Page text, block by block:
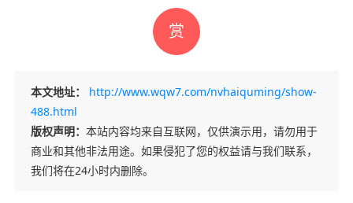
赏
本文地址：
http://www.wqw7.com/nvhaiquming/show-
488.html
版权声明： 本站内容均来自互联网，仅供演示用，请勿用于
商业和其他非法用途。如果侵犯了您的权益请与我们联系，
我们将在24小时内删除。